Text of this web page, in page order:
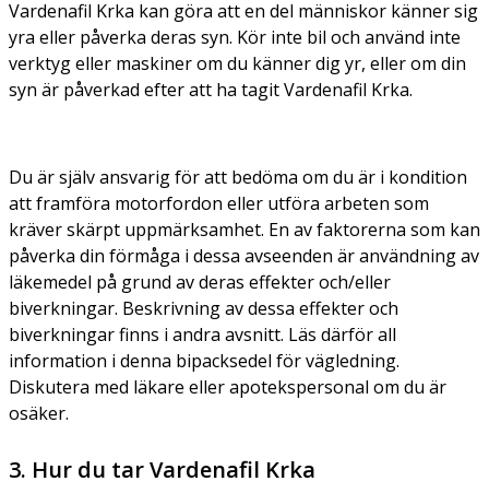
Vardenafil Krka kan göra att en del människor känner sig
yra eller påverka deras syn. Kör inte bil och använd inte
verktyg eller maskiner om du känner dig yr, eller om din
syn är påverkad efter att ha tagit Vardenafil Krka.
Du är själv ansvarig för att bedöma om du är i kondition
att framföra motorfordon eller utföra arbeten som
kräver skärpt uppmärksamhet. En av faktorerna som kan
påverka din förmåga i dessa avseenden är användning av
läkemedel på grund av deras effekter och/eller
biverkningar. Beskrivning av dessa effekter och
biverkningar finns i andra avsnitt. Läs därför all
information i denna bipacksedel för vägledning.
Diskutera med läkare eller apotekspersonal om du är
osäker.
3. Hur du tar Vardenafil Krka